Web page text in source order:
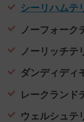
シーリハムテ
ノーフォーク
ノーリッチテ
ダンディディ
レークランド
ウェルシュテ